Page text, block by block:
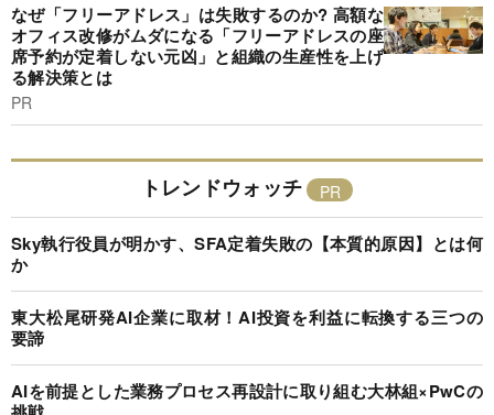
なぜ「フリーアドレス」は失敗するのか? 高額な
オフィス改修がムダになる「フリーアドレスの座
席予約が定着しない元凶」と組織の生産性を上げ
る解決策とは
PR
トレンドウォッチ
Sky執行役員が明かす、SFA定着失敗の【本質的原因】とは何
か
東大松尾研発AI企業に取材！AI投資を利益に転換する三つの
要諦
AIを前提とした業務プロセス再設計に取り組む大林組×PwCの